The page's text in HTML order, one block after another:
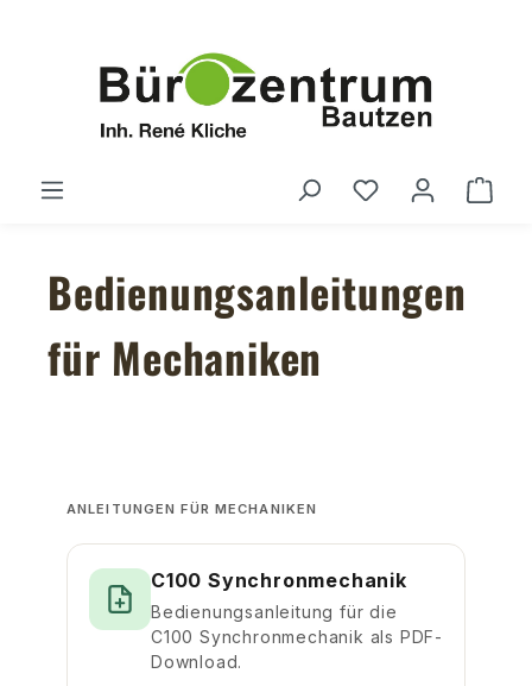
Du hast 0
Bedienungsanleitungen
für Mechaniken
ANLEITUNGEN FÜR MECHANIKEN
C100 Synchronmechanik
Bedienungsanleitung für die
C100 Synchronmechanik als PDF-
Download.